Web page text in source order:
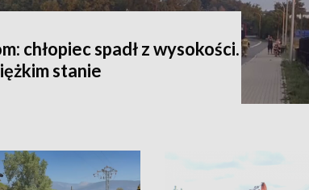
chłopiec spadł z wysokości.
stanie